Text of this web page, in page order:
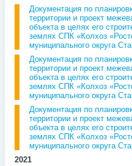
Документация по
территории и проект
объекта в целях его
землях СПК «Колхоз
муниципального округа
Документация по
территории и проект
объекта в целях его
землях СПК «Колхоз
муниципального округа
Документация по
территории и проект
объекта в целях его
землях СПК «Колхоз
муниципального округа
2021